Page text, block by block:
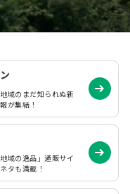
域のまだ知られぬ新
が集結！
域の逸品」通販サイ
タも満載！